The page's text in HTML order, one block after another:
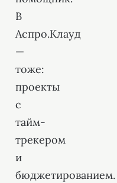
В
Аспро.Клауд
—
тоже:
проекты
с
тайм-
трекером
и
бюджетированием.